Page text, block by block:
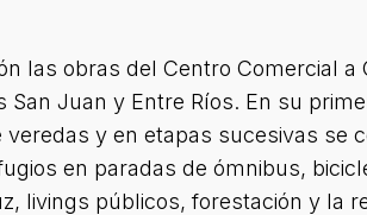
las obras del Centro Comercial a
Juan y Entre Ríos. En su
y en etapas sucesivas se
en paradas de ómnibus,
livings públicos, forestación y la